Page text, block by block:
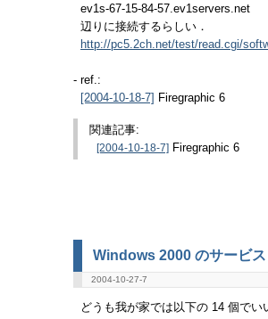
ev1s-67-15-84-57.ev1servers.net
辺りに接続するらしい．
http://pc5.2ch.net/test/read.cgi/
- ref.:
[2004-10-18-7] Firegraphic 6
関連記事:
[2004-10-18-7]Firegraphic 6
Windows 2000 のサービス
2004-10-27-7
どうも我が家では以下の 14 個でい